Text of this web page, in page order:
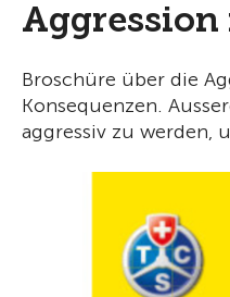
Aggression
Broschüre über die
Konsequenzen.
aggressiv zu werden,